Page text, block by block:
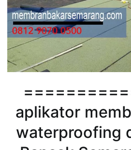
aplikator
waterproofing